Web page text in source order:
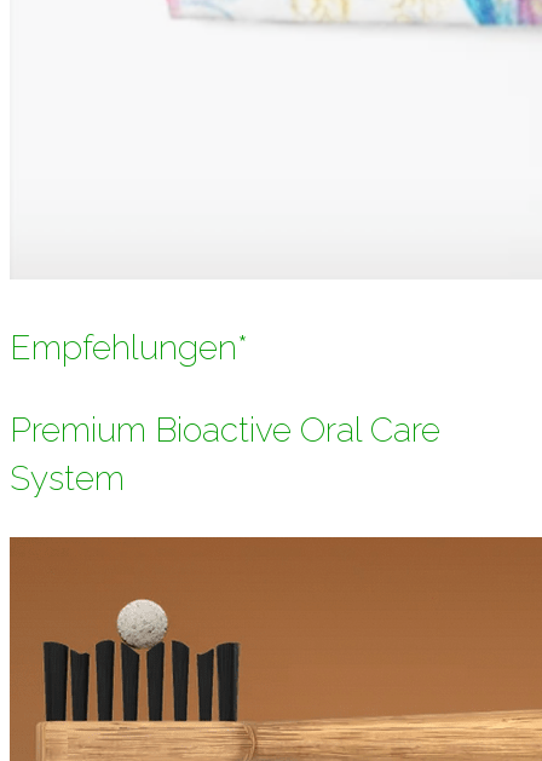
Empfehlungen*
Premium Bioactive Oral Care
System